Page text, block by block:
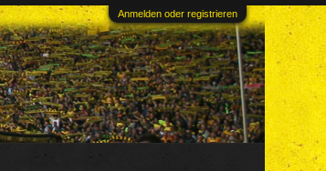
Anmelden oder registrieren